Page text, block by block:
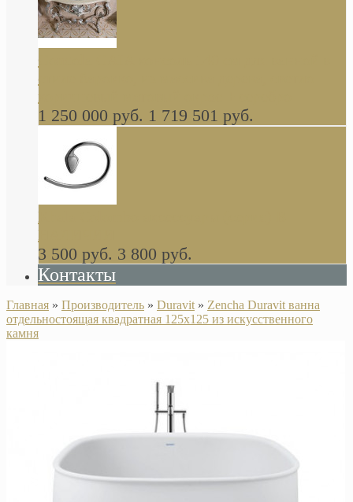
стиле барокко, из массива дерева, светло
коричневый матовый окрас + серебро
1 250 000 руб. 1 719 501 руб.
Khala Colombo аксессуары (серия) В
НАЛИЧИИ
3 500 руб. 3 800 руб.
Контакты
Главная » Производитель » Duravit » Zencha Duravit ванна
отдельностоящая квадратная 125х125 из искусственного
камня